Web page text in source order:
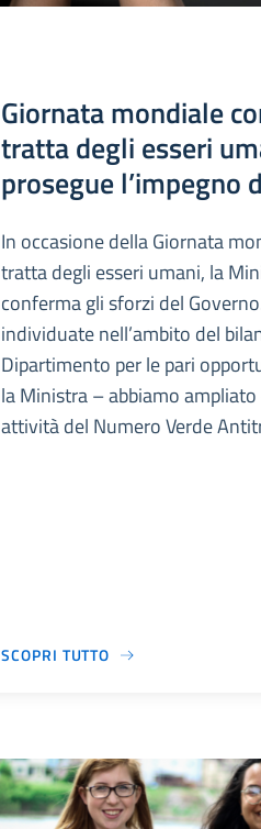
Giornata mondiale
tratta degli esseri
prosegue l’impegno
In occasione della Giornata
tratta degli esseri umani, la
conferma gli sforzi del
individuate nell’ambito del
Dipartimento per le pari
la Ministra – abbiamo
attività del Numero Verde
SCOPRI TUTTO